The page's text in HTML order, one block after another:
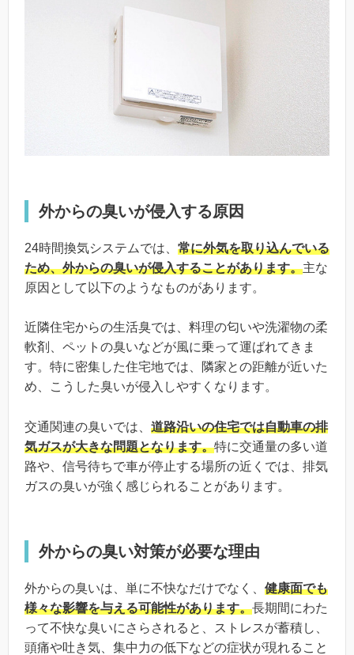
外からの臭いが侵入する原因
24時間換気システムでは、 常に外気を取り込んでいる
ため、外からの臭いが侵入することがあります。主な
原因として以下のようなものがあります。
近隣住宅からの生活臭では、料理の匂いや洗濯物の柔
軟剤、ペットの臭いなどが風に乗って運ばれてきま
す。特に密集した住宅地では、隣家との距離が近いた
め、こうした臭いが侵入しやすくなります。
交通関連の臭いでは、 道路沿いの住宅では自動車の排
気ガスが大きな問題となります。特に交通量の多い道
路や、信号待ちで車が停止する場所の近くでは、排気
ガスの臭いが強く感じられることがあります。
外からの臭い対策が必要な理由
外からの臭いは、単に不快なだけでなく、 健康面でも
様々な影響を与える可能性があります。長期間にわた
って不快な臭いにさらされると、ストレスが蓄積し、
頭痛や吐き気、集中力の低下などの症状が現れること